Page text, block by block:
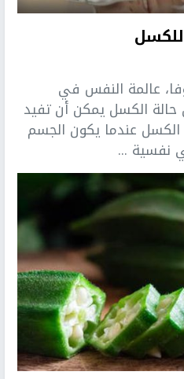
للكسل
عالمة النفس في
حالة الكسل يمكن أن تفيد
عندما يكون الجسم
نفسية ...